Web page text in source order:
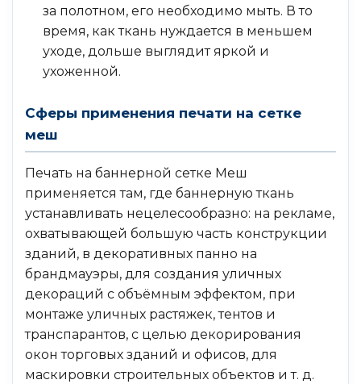
за полотном, его необходимо мыть. В то
время, как ткань нуждается в меньшем
уходе, дольше выглядит яркой и
ухоженной.
Сферы применения печати на сетке
меш
Печать на баннерной сетке Меш
применяется там, где баннерную ткань
устанавливать нецелесообразно: на рекламе,
охватывающей большую часть конструкции
зданий, в декоративных панно на
брандмауэры, для создания уличных
декораций с объёмным эффектом, при
монтаже уличных растяжек, тентов и
транспарантов, с целью декорирования
окон торговых зданий и офисов, для
маскировки строительных объектов и т. д.